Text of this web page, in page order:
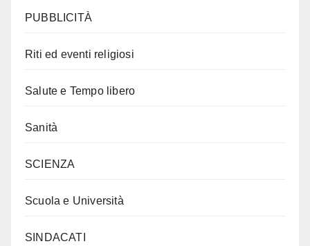
PUBBLICITÀ
Riti ed eventi religiosi
Salute e Tempo libero
Sanità
SCIENZA
Scuola e Università
SINDACATI